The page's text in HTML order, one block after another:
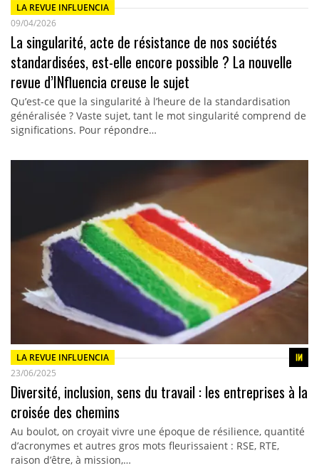
LA REVUE INFLUENCIA
09/04/2026
La singularité, acte de résistance de nos sociétés
standardisées, est-elle encore possible ? La nouvelle
revue d’INfluencia creuse le sujet
Qu’est-ce que la singularité à l’heure de la standardisation
généralisée ? Vaste sujet, tant le mot singularité comprend de
significations. Pour répondre…
LA REVUE INFLUENCIA
23/06/2025
Diversité, inclusion, sens du travail : les entreprises à la
croisée des chemins
Au boulot, on croyait vivre une époque de résilience, quantité
d’acronymes et autres gros mots fleurissaient : RSE, RTE,
raison d’être, à mission,…